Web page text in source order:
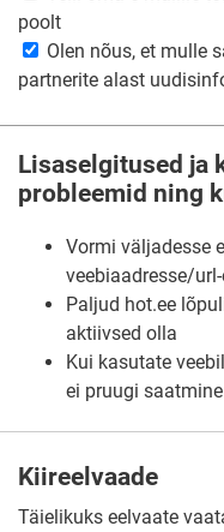
poolt
Olen nõus, et mulle
partnerite alast
Lisaselgitused ja
probleemid ning
Vormi väljadesse
veebiaadresse/
Paljud hot.ee
aktiivsed olla
Kui kasutate
ei pruugi
Kiireelvaade
Täielikuks eelvaate